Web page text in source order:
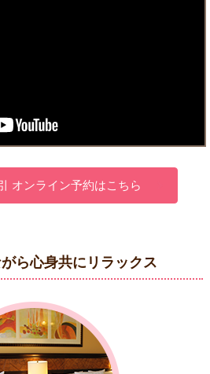
オンライン予約はこちら
ら心身共にリラックス